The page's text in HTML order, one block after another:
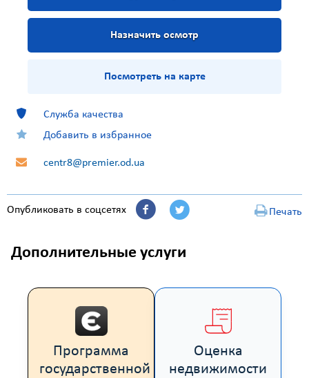
Назначить осмотр
Посмотреть на карте
Служба качества
Добавить в избранное
centr8@premier.od.ua
Опубликовать в соцсетях Печать
Дополнительные услуги
Программа
государственной
Оценка
недвижимости